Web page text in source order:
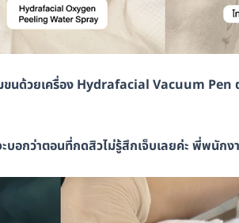
ขนด้วยเครื่อง Hydrafacial Vacuum
บอกว่าตอนที่กดสิวไม่รู้สึกเจ็บเลยค่ะ พี่พนักง